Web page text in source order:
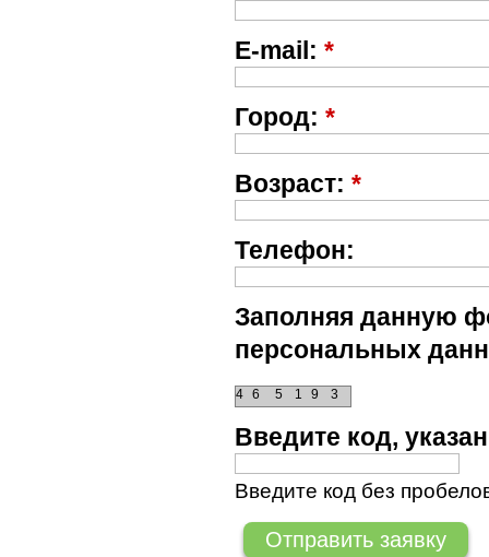
E-mail: *
Город: *
Возраст: *
Телефон:
Заполняя данную
персональных
1
5 3
9
4 6
Введите код,
Введите код без